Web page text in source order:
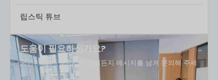
립스틱 튜브
도움이 필요하신가요?
궁금한 점이 있으시면 언제든지 메시지를 남겨 문의해 주세
요.